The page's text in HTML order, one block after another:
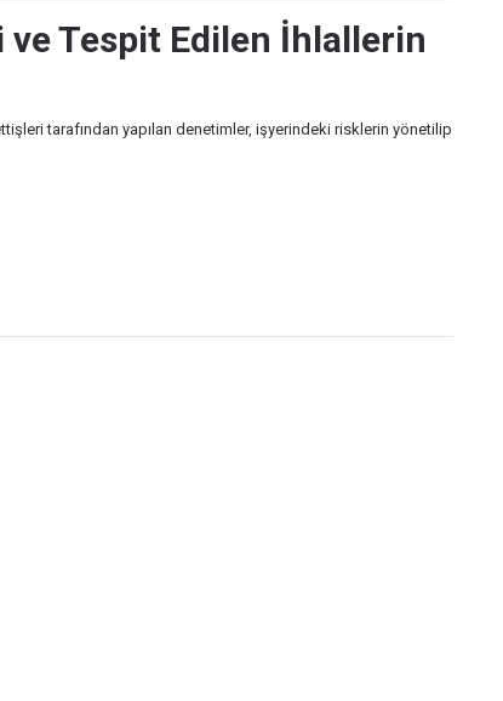
ve Tespit Edilen İhlallerin
tarafından yapılan denetimler, işyerindeki risklerin yönetilip